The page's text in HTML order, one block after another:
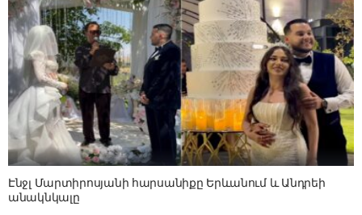
Էնջլ Մարտիրոսյանի հարսանիքը Երևանում և Անդրեի
անակնկալը